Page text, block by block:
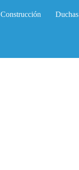
Construcción Duchas